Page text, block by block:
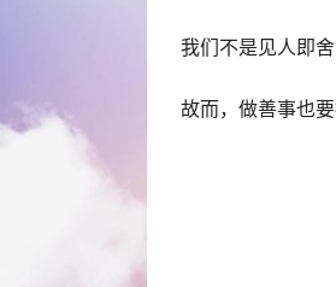
我们不是见人即
故而，做善事也